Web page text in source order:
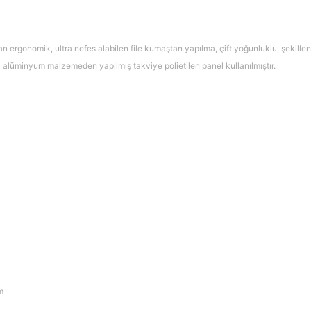
ultra nefes alabilen file kumaştan yapılma, çift yoğunluklu,
alüminyum malzemeden yapılmış takviye polietilen panel kullanılmıştır.